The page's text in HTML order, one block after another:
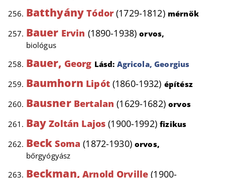
BatthyányTódor(1729-1812) mérnök
Bauer Ervin (1890-1938)orvos,
biológus
Bauer, Georg Lásd: Agricola, Georgius
Baumhorn Lipót (1860-1932) építész
Bausner Bertalan(1629-1682)orvos
BayZoltán Lajos(1900-1992)fizikus
BeckSoma(1872-1930)orvos,
bőrgyógyász
Beckman,Arnold Orville(1900-